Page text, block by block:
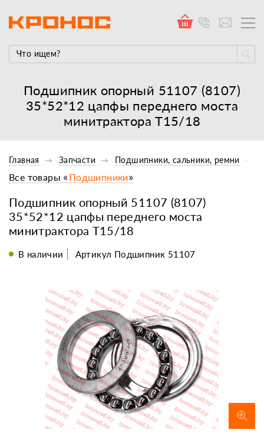
Подшипник опорный 51107 (8107)
35*52*12 цапфы переднего моста
минитрактора Т15/18
Главная Запчасти Подшипники, сальники, ремни
Подшипник опорный 51107 (8107)
35*52*12 цапфы переднего моста
минитрактора Т15/18
Все товары «Подшипники»
В наличии Артикул Подшипник 51107